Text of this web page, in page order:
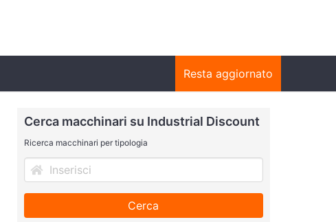
Resta aggiornato
Cerca macchinari su Industrial Discount
Ricerca macchinari per tipologia
Cerca